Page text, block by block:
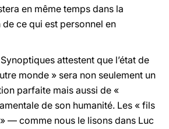
en même temps dans la
ce qui est personnel en
attestent que l’état de
monde » sera non seulement un
parfaite mais aussi de «
de son humanité. Les « fils
— comme nous le lisons dans Luc